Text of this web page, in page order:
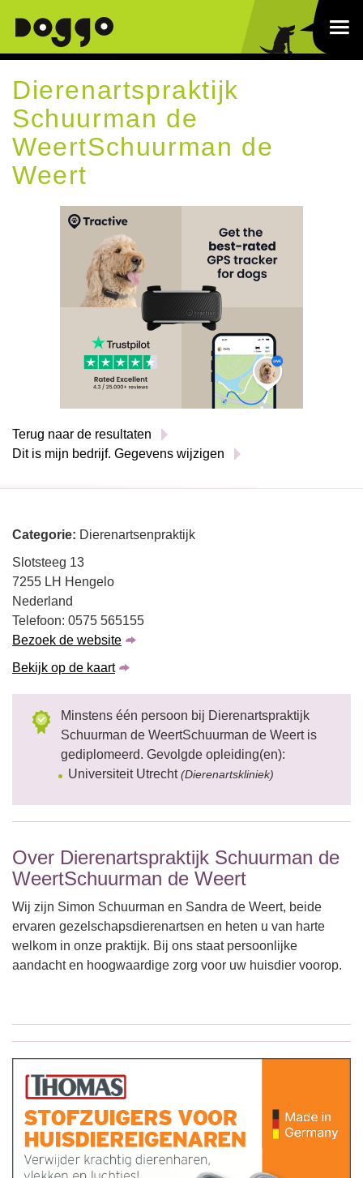
Dierenartspraktijk
Schuurman de
WeertSchuurman de
Weert
Terug naar de resultaten
Dit is mijn bedrijf. Gegevens wijzigen
Categorie: Dierenartsenpraktijk
Slotsteeg 13
7255 LH Hengelo
Nederland
Telefoon: 0575 565155
Bezoek de website
Bekijk op de kaart
Minstens één persoon bij Dierenartspraktijk
Schuurman de WeertSchuurman de Weert is
gediplomeerd. Gevolgde opleiding(en):
Universiteit Utrecht(Dierenartskliniek)
Over Dierenartspraktijk Schuurman de
WeertSchuurman de Weert
Wij zijn Simon Schuurman en Sandra de Weert, beide
ervaren gezelschapsdierenartsen en heten u van harte
welkom in onze praktijk. Bij ons staat persoonlijke
aandacht en hoogwaardige zorg voor uw huisdier voorop.